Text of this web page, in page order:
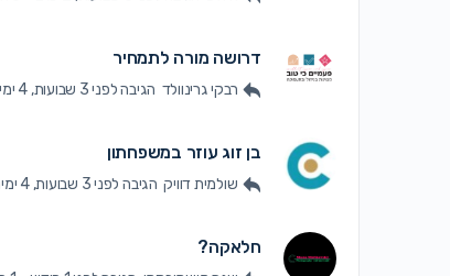
דרושה מורה לתמחיר
רבקי גרינוולד הגיבהלפני 3 שבועות, 4 ימים
בן זוג עוזר במשפחתון
שולמית דוויק הגיבה לפני 3 שבועות, 4 ימים
חלאקה?